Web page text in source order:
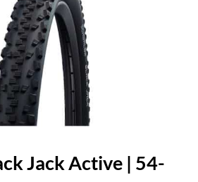
Jack Active | 54-